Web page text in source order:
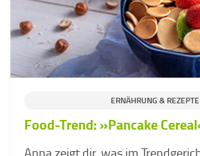
ERNÄHRUNG & REZEPTE
Food-Trend: »Pancake
Anna zeigt dir, was im